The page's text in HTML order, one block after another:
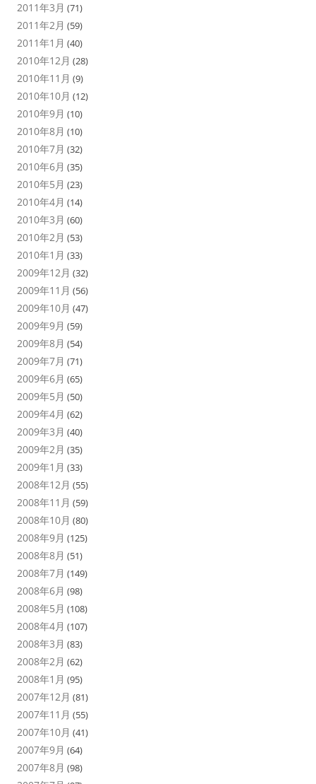
2011年3月 (71)
2011年2月 (59)
2011年1月 (40)
2010年12月 (28)
2010年11月 (9)
2010年10月 (12)
2010年9月 (10)
2010年8月 (10)
2010年7月 (32)
2010年6月 (35)
2010年5月 (23)
2010年4月 (14)
2010年3月 (60)
2010年2月 (53)
2010年1月 (33)
2009年12月 (32)
2009年11月 (56)
2009年10月 (47)
2009年9月 (59)
2009年8月 (54)
2009年7月 (71)
2009年6月 (65)
2009年5月 (50)
2009年4月 (62)
2009年3月 (40)
2009年2月 (35)
2009年1月 (33)
2008年12月 (55)
2008年11月 (59)
2008年10月 (80)
2008年9月 (125)
2008年8月 (51)
2008年7月 (149)
2008年6月 (98)
2008年5月 (108)
2008年4月 (107)
2008年3月 (83)
2008年2月 (62)
2008年1月 (95)
2007年12月 (81)
2007年11月 (55)
2007年10月 (41)
2007年9月 (64)
2007年8月 (98)